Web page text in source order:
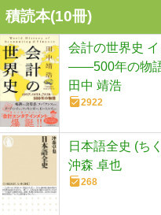
積読本(10冊)
会計の世界史
――500年の物
田中 靖浩
2922
日本語全史 (ち
沖森 卓也
268